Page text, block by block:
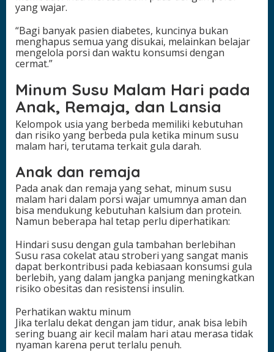
yang wajar.
“Bagi banyak pasien diabetes, kuncinya bukan
menghapus semua yang disukai, melainkan belajar
mengelola porsi dan waktu konsumsi dengan
cermat.”
Minum Susu Malam Hari pada
Anak, Remaja, dan Lansia
Kelompok usia yang berbeda memiliki kebutuhan
dan risiko yang berbeda pula ketika minum susu
malam hari, terutama terkait gula darah.
Anak dan remaja
Pada anak dan remaja yang sehat, minum susu
malam hari dalam porsi wajar umumnya aman dan
bisa mendukung kebutuhan kalsium dan protein.
Namun beberapa hal tetap perlu diperhatikan:
Hindari susu dengan gula tambahan berlebihan
Susu rasa cokelat atau stroberi yang sangat manis
dapat berkontribusi pada kebiasaan konsumsi gula
berlebih, yang dalam jangka panjang meningkatkan
risiko obesitas dan resistensi insulin.
Perhatikan waktu minum
Jika terlalu dekat dengan jam tidur, anak bisa lebih
sering buang air kecil malam hari atau merasa tidak
nyaman karena perut terlalu penuh.